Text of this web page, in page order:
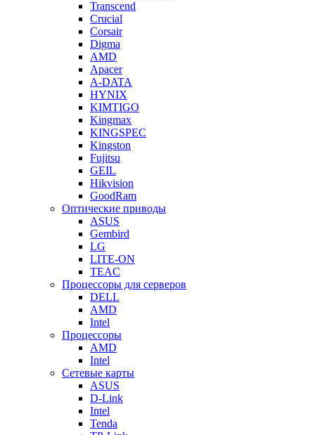
Transcend
Crucial
Corsair
Digma
AMD
Apacer
A-DATA
HYNIX
KIMTIGO
Kingmax
KINGSPEC
Kingston
Fujitsu
GEIL
Hikvision
GoodRam
Оптические приводы
ASUS
Gembird
LG
LITE-ON
TEAC
Процессоры для серверов
DELL
AMD
Intel
Процессоры
AMD
Intel
Сетевые карты
ASUS
D-Link
Intel
Tenda